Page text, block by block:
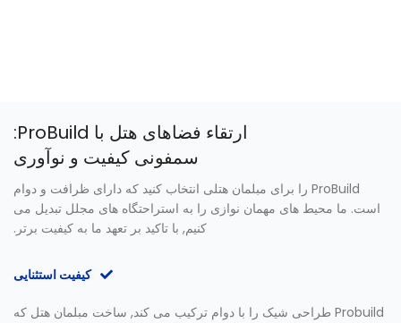
ارتقاء فضاهای هتل با ProBuild:
سمفونی کیفیت و نوآوری
ProBuild را برای مبلمان هتلی انتخاب کنید که دارای ظرافت و دوام
است. ما محیط های مهمان نوازی را به استراحتگاه های مجلل تبدیل می
کنیم, با تاکید بر تعهد ما به کیفیت برتر.
کیفیت استثنایی
Probuild طراحی شیک را با دوام ترکیب می کند, ساخت مبلمان هتل که